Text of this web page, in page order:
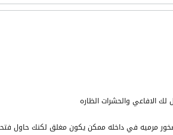
الافاعي والحشرات الظاره
مرميه في داخله ممكن يكون مغلق لكنك حاول